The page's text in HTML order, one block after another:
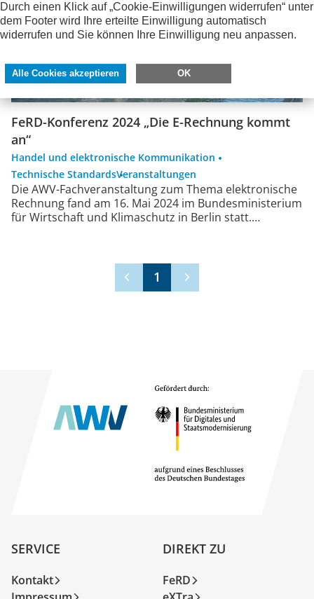
FeRD-Konferenz 2024 „Die E-Rechnung kommt
an“
Handel und elektronische Kommunikation
Technische StandardsVeranstaltungen
Die AWV-Fachveranstaltung zum Thema elektronische
Rechnung fand am 16. Mai 2024 im Bundesministerium
für Wirtschaft und Klimaschutz in Berlin statt.…
1
SERVICE
Kontakt
DIREKT ZU
FeRD
Durch einen Klick auf „Cookie-Einwilligungen widerrufen“ unter
dem Footer wird Ihre erteilte Einwilligung automatisch
widerrufen und Sie können Ihre Einwilligung neu anpassen.
Alle Cookies akzeptieren OK